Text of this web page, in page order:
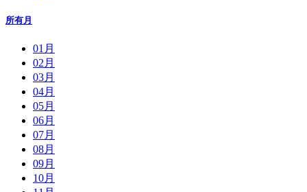
所有月
01月
02月
03月
04月
05月
06月
07月
08月
09月
10月